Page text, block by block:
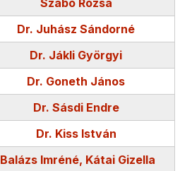
Dr. Juhász Sándorné
Dr. Jákli Györgyi
Dr. Goneth János
Dr. Sásdi Endre
Dr. Kiss István
Balázs Imréné, Kátai Gizella